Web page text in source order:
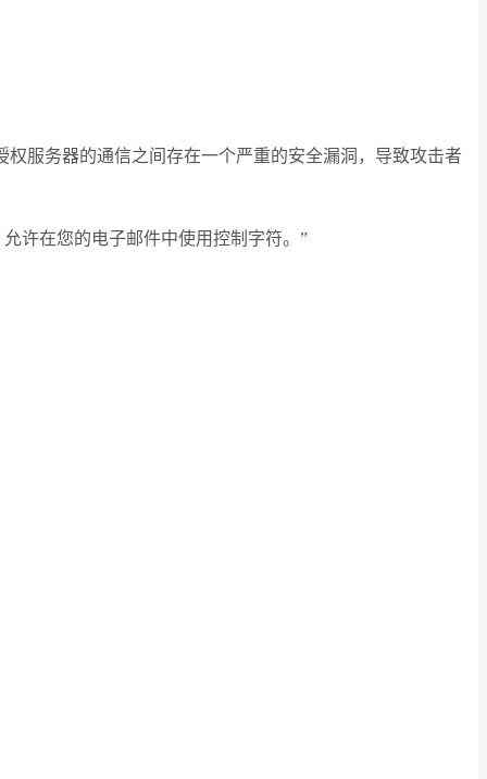
服务器的通信之间存在一个严重的安全漏洞，导致攻击者
许在您的电子邮件中使用控制字符。”